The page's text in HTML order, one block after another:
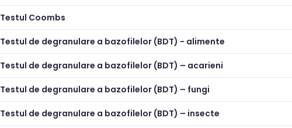
Testul Coombs
Testul de degranulare a bazofilelor (BDT) - alimente
Testul de degranulare a bazofilelor (BDT) – acarieni
Testul de degranulare a bazofilelor (BDT) – fungi
Testul de degranulare a bazofilelor (BDT) – insecte